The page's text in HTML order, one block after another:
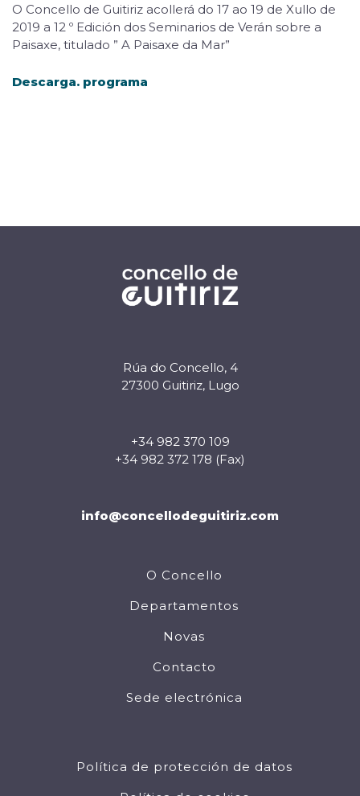
O Concello de Guitiriz acollerá do 17 ao 19 de Xullo de
2019 a 12 º Edición dos Seminarios de Verán sobre a
Paisaxe, titulado ” A Paisaxe da Mar”
Descarga. programa
Rúa do Concello, 4
27300 Guitiriz, Lugo
+34 982 370 109
+34 982 372 178 (Fax)
info@concellodeguitiriz.com
O Concello
Departamentos
Novas
Contacto
Sede electrónica
Política de protección de datos